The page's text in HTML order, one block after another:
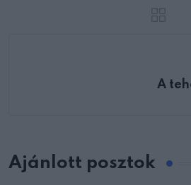
A
Ajánlott posztok